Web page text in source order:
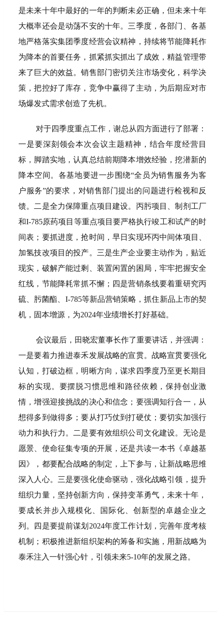
是未来十年中最好的一年的判断未必正确，但未来十年
大概率还会是动荡不安的十年。三季度，各部门、各基
地严格落实集团季度经营会议精神，持续将节能降耗作
为降本的首要任务，抓紧抓实抓出了成效，精益管理带
来了巨大的效益。销售部门密切关注市场变化，科学决
策，把控好了库存，竞争中赢得了主动，为后期应对市
场爆发式需求创造了先机。
对于四季度重点工作，谢总从四方面进行了部署：
一是要深刻领会本次会议主题精神，结合年度经营目
标，脚踏实地，认真总结前期降本增效经验，挖潜新的
降本空间。各基地要进一步围绕“全员为销售服务为客
户服务”的要求，对销售部门提出的问题进行检视和反
馈。二是全力保障重点项目建设。丙肟项目、制剂工厂
和I-785原药项目等重点项目要严格执行竣工和试产的时
间表；要抓进度，抢时间，早日实现环丙中间体项目、
加氢技改项目的投产。三是生产企业要主动作为，贴近
现实，破解产能过剩、装置闲置的困局，牢牢把握安全
红线，节能降耗常抓不懈；四是营销条线要着重研究丙
硫、肟菌酯、I-785等新品营销策略，抓住新品上市的契
机，固本增源，为2024年业绩增长打好基础。
会议最后，田晓宏董事长作了重要讲话，并强调：
一是要着力推进泰禾发展战略的宣贯。 战略宣贯要强化
认知，打破边框，明晰方向，谋求四季度乃至更长期目
标的实现。要摆脱习惯思维和路径依赖，保持创业激
情，增强迎接挑战的决心和信念；要强调知行合一，从
想得多到做得多；要从打巧仗到打硬仗；要切实加强行
动力和执行力。
二是要有效组织公司文化建设。无论是
愿景、使命征集专项的开展，还是共读一本书《卓越基
因》，都要配合战略的制定，上下参与，让新战略思维
深入人心。 三是要强化使命驱动，强化战略引领，提升
组织力量，坚持创新方向，保持变革勇气，未来十年，
要成长并步入规模化、国际化、创新型的卓越企业之
列。
四是要提前谋划2024年度工作计划，完善年度考核
机制；积极推进新组织架构的筹备和实施，用新战略为
泰禾注入一针强心针，引领未来5-10年的发展之路。